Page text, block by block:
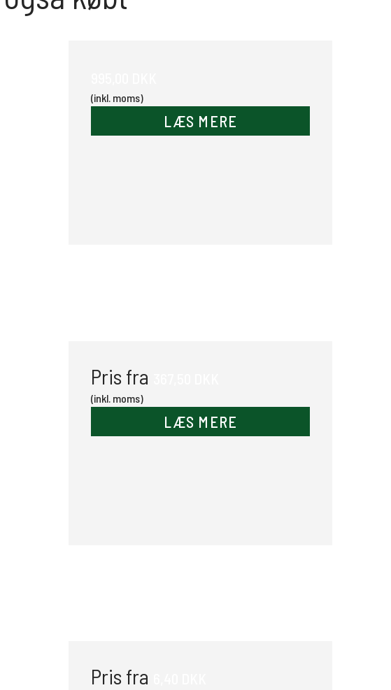
(inkl. moms)
LÆS MERE
Pris fra
(inkl. moms)
LÆS MERE
Pris fra